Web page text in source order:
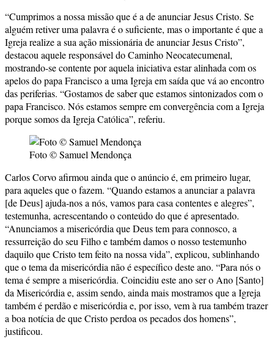
“Cumprimos a nossa missão que é a de anunciar Jesus Cristo. Se
alguém retiver uma palavra é o suficiente, mas o importante é que a
Igreja realize a sua ação missionária de anunciar Jesus Cristo”,
destacou aquele responsável do Caminho Neocatecumenal,
mostrando-se contente por aquela iniciativa estar alinhada com os
apelos do papa Francisco a uma Igreja em saída que vá ao encontro
das periferias. “Gostamos de saber que estamos sintonizados com o
papa Francisco. Nós estamos sempre em convergência com a Igreja
porque somos da Igreja Católica”, referiu.
Foto © Samuel Mendonça
Carlos Corvo afirmou ainda que o anúncio é, em primeiro lugar,
para aqueles que o fazem. “Quando estamos a anunciar a palavra
[de Deus] ajuda-nos a nós, vamos para casa contentes e alegres”,
testemunha, acrescentando o conteúdo do que é apresentado.
“Anunciamos a misericórdia que Deus tem para connosco, a
ressurreição do seu Filho e também damos o nosso testemunho
daquilo que Cristo tem feito na nossa vida”, explicou, sublinhando
que o tema da misericórdia não é específico deste ano. “Para nós o
tema é sempre a misericórdia. Coincidiu este ano ser o Ano [Santo]
da Misericórdia e, assim sendo, ainda mais mostramos que a Igreja
também é perdão e misericórdia e, por isso, vem à rua também trazer
a boa notícia de que Cristo perdoa os pecados dos homens”,
justificou.